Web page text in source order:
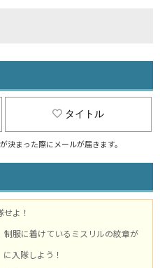
タイトル
まった際にメールが届きます。
よ！
服に着けているミスリルの紋章が
入隊しよう！